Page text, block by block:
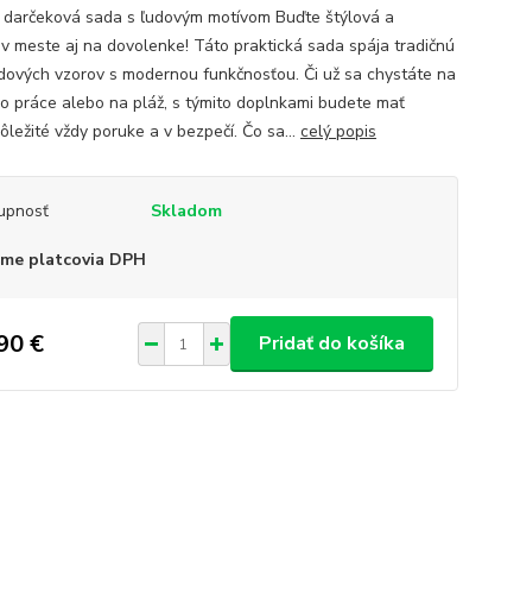
sada s ľudovým motívom Buďte štýlová a
meste aj na dovolenke! Táto praktická sada spája tradičnú
vzorov s modernou funkčnosťou. Či už sa chystáte na
práce alebo na pláž, s týmito doplnkami budete mať
vždy poruke a v bezpečí. Čo sa... celý popis
Skladom
platcovia DPH
€ Pridať do košíka